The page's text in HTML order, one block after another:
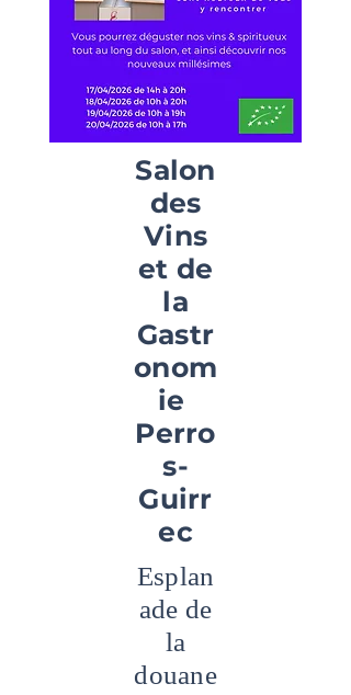
Salon
des
Vins
et de
la
Gastr
onom
ie
Perro
s-
Guirr
ec
Esplan
ade de
la
douane